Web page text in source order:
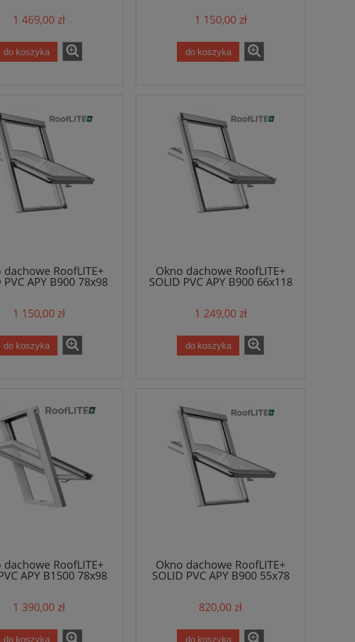
1 469,00 zł
do koszyka
1 150,00 zł
do koszyka
dachowe RoofLITE+
PVC APY B900 78x98
1 150,00 zł
do koszyka
Okno dachowe RoofLITE+
SOLID PVC APY B900 66x118
1 249,00 zł
do koszyka
dachowe RoofLITE+
APY B1500 78x98
1 390,00 zł
do koszyka
Okno dachowe RoofLITE+
SOLID PVC APY B900 55x78
820,00 zł
do koszyka